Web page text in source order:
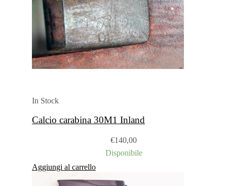
In Stock
Calcio carabina 30M1 Inland
€140,00
Disponibile
Aggiungi al carrello